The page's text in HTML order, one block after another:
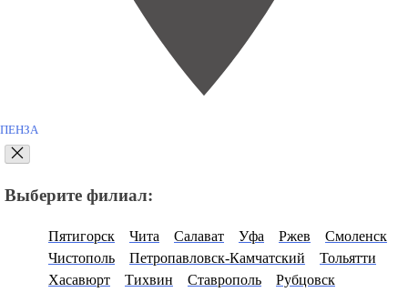
ПЕНЗА
Выберите филиал:
Пятигорск Чита Салават Уфа Ржев
Смоленск
Чистополь
Петропавловск-Камчатский
Тольятти
Хасавюрт
Тихвин Ставрополь
Рубцовск